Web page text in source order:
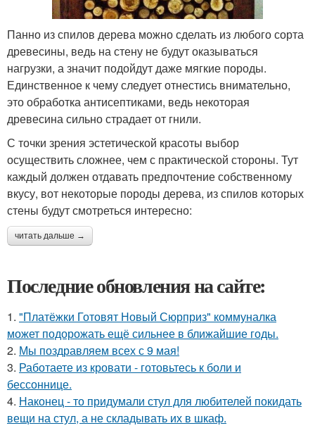
Панно из спилов дерева можно сделать из любого сорта
древесины, ведь на стену не будут оказываться
нагрузки, а значит подойдут даже мягкие породы.
Единственное к чему следует отнестись внимательно,
это обработка антисептиками, ведь некоторая
древесина сильно страдает от гнили.
С точки зрения эстетической красоты выбор
осуществить сложнее, чем с практической стороны. Тут
каждый должен отдавать предпочтение собственному
вкусу, вот некоторые породы дерева, из спилов которых
стены будут смотреться интересно:
читать дальше →
Последние обновления на сайте:
1. "Платёжки Готовят Новый Сюрприз" коммуналка
может подорожать ещё сильнее в ближайшие годы.
2. Мы поздравляем всех с 9 мая!
3. Работаете из кровати - готовьтесь к боли и
бессоннице.
4. Наконец - то придумали стул для любителей покидать
вещи на стул, а не складывать их в шкаф.